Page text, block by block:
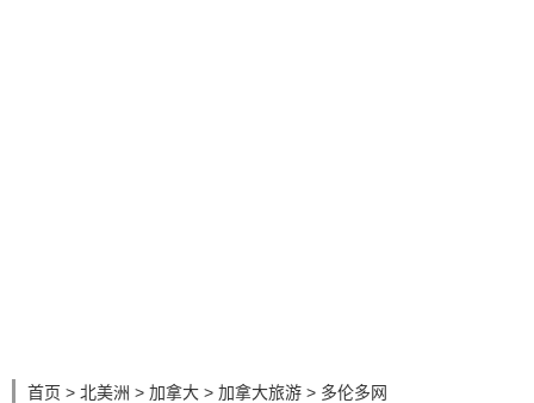
首页 > 北美洲 > 加拿大 > 加拿大旅游 > 多伦多网